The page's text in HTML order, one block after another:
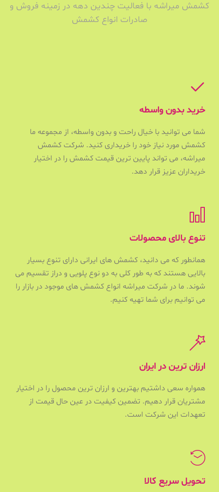
کشمش میراشه با فعالیت چندین دهه در زمینه فروش و
صادرات انواع کشمش
خرید بدون واسطه
شما می توانید با خیال راحت و بدون واسطه، از مجموعه ما
کشمش مورد نیاز خود را خریداری کنید. شرکت کشمش
میراشه، می تواند پایین ترین قیمت کشمش را در اختیار
خریداران عزیز قرار دهد.
تنوع بالای محصولات
همانطور که می دانید، کشمش های ایرانی دارای تنوع بسیار
بالایی هستند که به طور کلی به دو نوع پلویی و دراز تقسیم می
شوند. ما در شرکت میراشه انواع کشمش های موجود در بازار را
می توانیم برای شما تهیه کنیم.
ارزان ترین در ایران
همواره سعی داشتیم بهترین و ارزان ترین محصول را در اختیار
مشتریان قرار دهیم. تضمین کیفیت در عین حال قیمت از
تعهدات این شرکت است.
تحویل سریع کالا